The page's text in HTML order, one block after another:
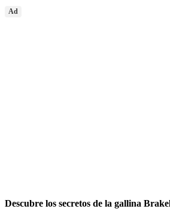
Ad
Descubre los secretos de la gallina